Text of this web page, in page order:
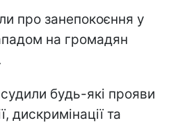
про занепокоєння у
на громадян
будь-які прояви
дискримінації та